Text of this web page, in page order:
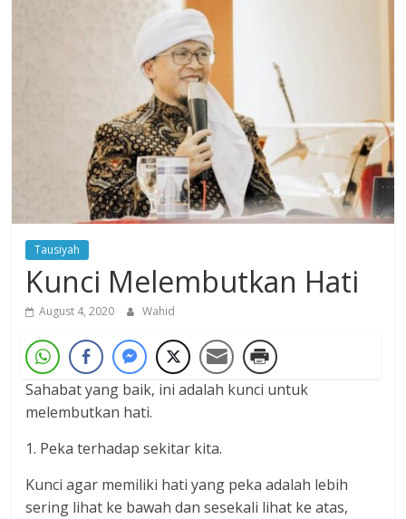
Tausiyah
Kunci Melembutkan Hati
August 4, 2020 Wahid
Sahabat yang baik, ini adalah kunci untuk
melembutkan hati.
1. Peka terhadap sekitar kita.
Kunci agar memiliki hati yang peka adalah lebih
sering lihat ke bawah dan sesekali lihat ke atas,